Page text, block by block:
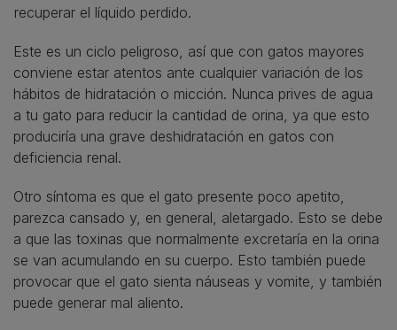
recuperar el líquido perdido.
Este es un ciclo peligroso, así que con gatos mayores
conviene estar atentos ante cualquier variación de los
hábitos de hidratación o micción. Nunca prives de agua
a tu gato para reducir la cantidad de orina, ya que esto
produciría una grave deshidratación en gatos con
deficiencia renal.
Otro síntoma es que el gato presente poco apetito,
parezca cansado y, en general, aletargado. Esto se debe
a que las toxinas que normalmente excretaría en la orina
se van acumulando en su cuerpo. Esto también puede
provocar que el gato sienta náuseas y vomite, y también
puede generar mal aliento.